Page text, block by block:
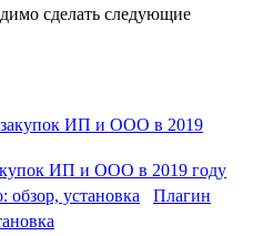
сделать следующие
ИП и ООО в 2019 году
Плагин